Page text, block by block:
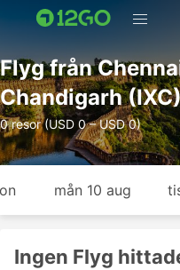
Flyg från
Chandigarh
0 resor (USD 0 – USD 0)
mån 10 aug
Ingen Flyg